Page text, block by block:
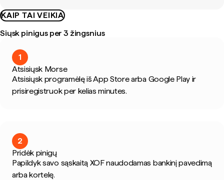
KAIP TAI VEIKIA
Siųsk pinigus per 3 žingsnius
1
Atsisiųsk Morse
Atsisiųsk programėlę iš App Store arba Google Play ir
prisiregistruok per kelias minutes.
2
Pridėk pinigų
Papildyk savo sąskaitą XOF naudodamas bankinį pavedimą
arba kortelę.